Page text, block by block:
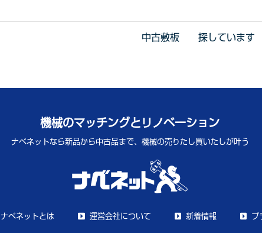
中古敷板 探しています
機械のマッチングとリノベーション
ナベネットなら新品から中古品まで、 機械の売りたし買いたしが叶う
ナベネットとは 運営会社について 新着情報 プ